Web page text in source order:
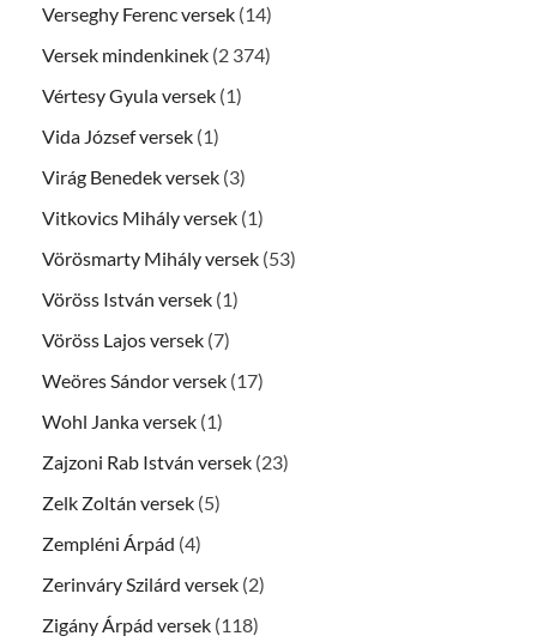
Verseghy Ferenc versek (14)
Versek mindenkinek (2 374)
Vértesy Gyula versek (1)
Vida József versek (1)
Virág Benedek versek (3)
Vitkovics Mihály versek (1)
Vörösmarty Mihály versek (53)
Vöröss István versek (1)
Vöröss Lajos versek (7)
Weöres Sándor versek (17)
Wohl Janka versek (1)
Zajzoni Rab István versek (23)
Zelk Zoltán versek (5)
Zempléni Árpád (4)
Zerinváry Szilárd versek (2)
Zigány Árpád versek (118)